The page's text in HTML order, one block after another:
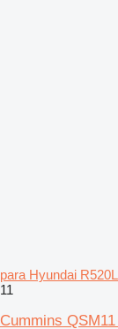
para Hyundai
11
Cummins